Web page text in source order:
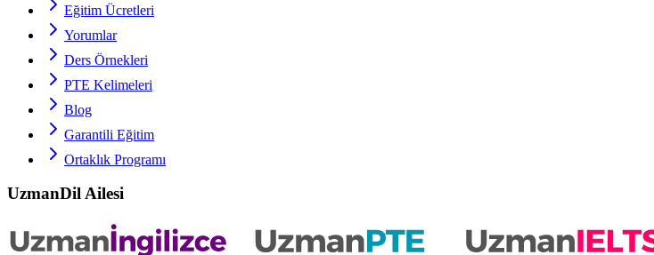
Eğitim Ücretleri
Yorumlar
Ders Örnekleri
PTE Kelimeleri
Blog
Garantili Eğitim
Ortaklık Programı
UzmanDil Ailesi